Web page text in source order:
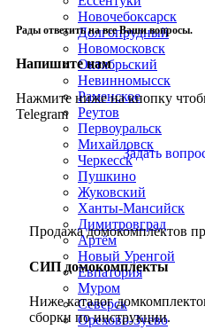
Новочебоксарск
Долгопрудный
Новомосковск
Октябрьский
Невинномысск
Раменское
Реутов
Первоуральск
Михайловск
Черкесск
Пушкино
Жуковский
Ханты-Мансийск
Димитровград
Артём
Новый Уренгой
Евпатория
Муром
Северск
Орехово-Зуево
Рады ответить на все Ваши вопросы.
Напишите нам
Нажмите ниже на кнопку
Telegram
Задать
Продажа домокомплектов
СИП домокомплекты
Ниже каталог
сборки по инструкции.